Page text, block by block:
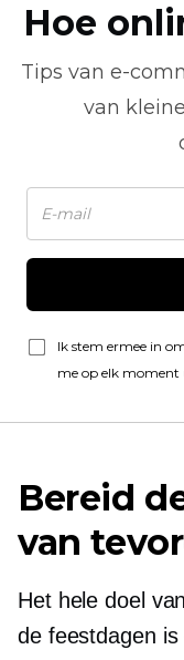
Hoe
Tips van e-
van
Ik stem ermee in
me op elk moment
Bereid
van
Het hele doel
de feestdagen